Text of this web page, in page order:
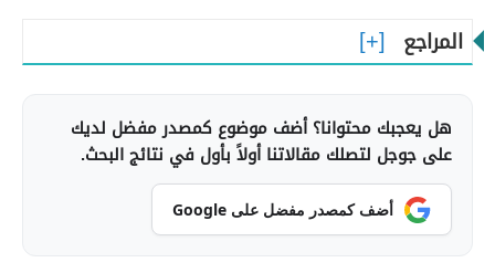
المراجع
هل يعجبك محتوانا؟ أضف موضوع كمصدر مفضل لديك
على جوجل لتصلك مقالاتنا أولاً بأول في نتائج البحث.
أضف كمصدر مفضل على Google